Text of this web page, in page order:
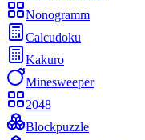
Nonogramm
Calcudoku
Kakuro
Minesweeper
2048
Blockpuzzle